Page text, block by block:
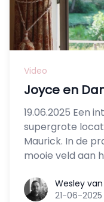
Video
Joyce en
19.06.2025 Een
supergrote
Maurick. In de
mooie veld aan
Wesley van
Wesley
21-06-2025